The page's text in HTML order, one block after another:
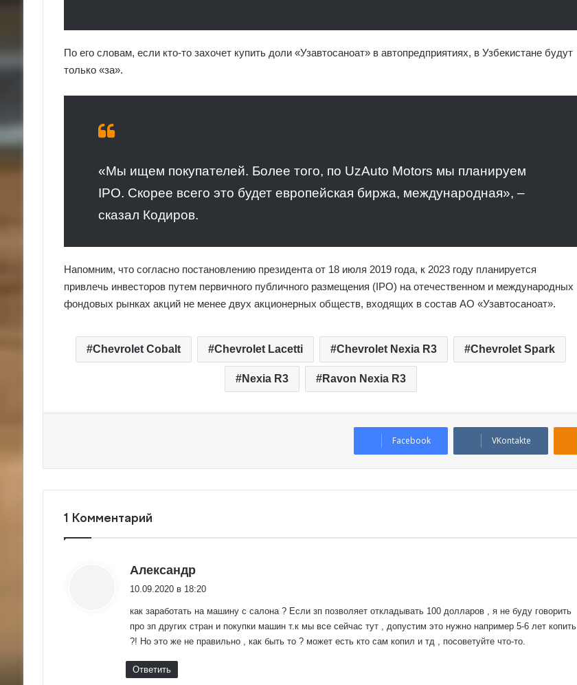
По его словам, если кто-то захочет купить доли «Узавтосаноат» в автопредприятиях, в Узбекистане будут
только «за».
«Мы ищем покупателей. Более того, по UzAuto Motors мы планируем
IPO. Скорее всего это будет европейская биржа, международная», –
сказал Кодиров.
Напомним, что согласно постановлению президента от 18 июля 2019 года, к 2023 году планируется
привлечь инвесторов путем первичного публичного размещения (IPO) на отечественном и международных
фондовых рынках акций не менее двух акционерных обществ, входящих в состав АО «Узавтосаноат».
Chevrolet Cobalt Chevrolet Lacetti Chevrolet Nexia R3 Chevrolet Spark
Nexia R3 Ravon Nexia R3
Facebook VKontakte
1 Комментарий
Александр:
10.09.2020 в 18:20
как заработать на машину с салона ? Если зп позволяет откладывать 100 долларов , я не буду говорить
про зп других стран и покупки машин т.к мы все сейчас тут , допустим это нужно например 5-6 лет копить
?! Но это же не правильно , как быть то ? может есть кто сам копил и тд , посоветуйте что-то.
Ответить